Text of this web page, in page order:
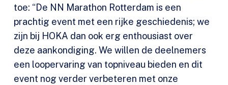
toe: “De NN Marathon Rotterdam is een
prachtig event met een rijke geschiedenis; we
zijn bij HOKA dan ook erg enthousiast over
deze aankondiging. We willen de deelnemers
een loopervaring van topniveau bieden en dit
event nog verder verbeteren met onze